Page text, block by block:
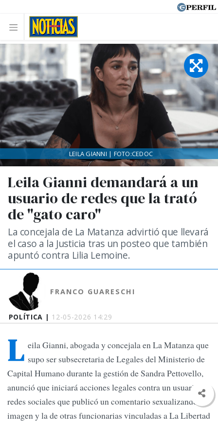
POLÍTICA | 12-05-2026 14:29
Leila Gianni demandará a un
usuario de redes que la trató
de "gato caro"
La concejala de La Matanza advirtió que llevará
el caso a la Justicia tras un posteo que también
apuntó contra Lilia Lemoine.
FRANCO GUARESCHI
LEILA GIANNI | FOTO:CEDOC
L eila Gianni, abogada y concejala en La Matanza que
supo ser subsecretaria de Legales del Ministerio de
Capital Humano durante la gestión de Sandra Pettovello,
anunció que iniciará acciones legales contra un usuario de
redes sociales que publicó un comentario sexualizando su
imagen y la de otras funcionarias vinculadas a La Libertad